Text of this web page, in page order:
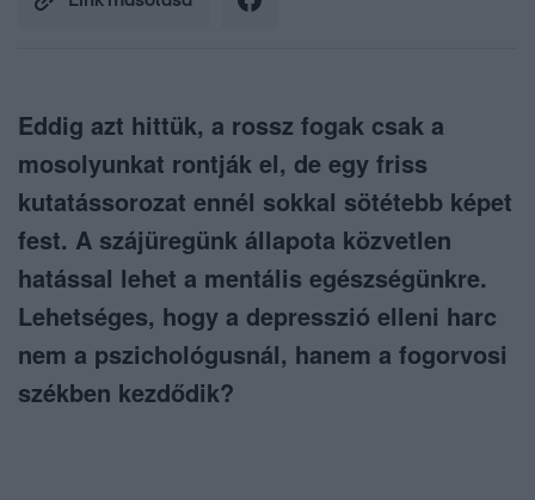
Eddig azt hittük, a rossz fogak csak a
mosolyunkat rontják el, de egy friss
kutatássorozat ennél sokkal sötétebb képet
fest. A szájüregünk állapota közvetlen
hatással lehet a mentális egészségünkre.
Lehetséges, hogy a depresszió elleni harc
nem a pszichológusnál, hanem a fogorvosi
székben kezdődik?